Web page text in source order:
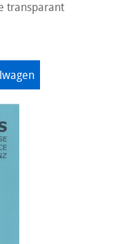
transparant